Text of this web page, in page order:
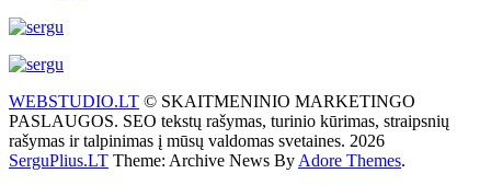
WEBSTUDIO.LT © SKAITMENINIO MARKETINGO
PASLAUGOS. SEO tekstų rašymas, turinio kūrimas, straipsnių
rašymas ir talpinimas į mūsų valdomas svetaines. 2026
SerguPlius.LT Theme: Archive News By Adore Themes.